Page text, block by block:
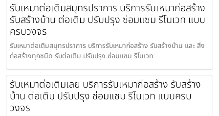
รับเหมาต่อเติมสมุทรปราการ บริการรับเหมาก่อสร้าง
รับสร้างบ้าน ต่อเติม ปรับปรุง ซ่อมแซม รีโนเวท แบบ
ครบวงจร
รับเหมาต่อเติมสมุทรปราการ บริการรับเหมาก่อสร้าง รับสร้างบ้าน และ สิ่ง
ก่อสร้างทุกชนิด รับต่อเติม ปรับปรุง ซ่อมแซม รีโนเวท
รับเหมาต่อเติมเลย บริการรับเหมาก่อสร้าง รับสร้าง
บ้าน ต่อเติม ปรับปรุง ซ่อมแซม รีโนเวท แบบครบ
วงจร